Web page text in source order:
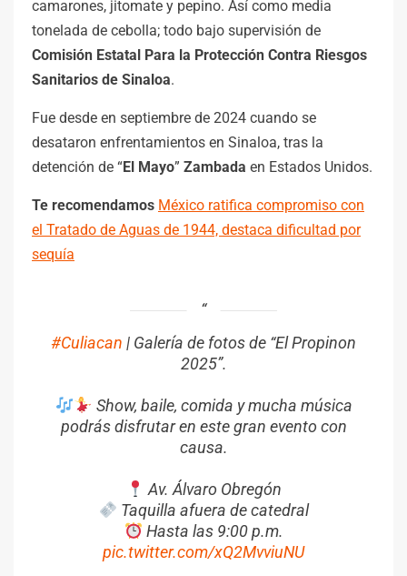
camarones, jitomate y pepino. Así como media
tonelada de cebolla; todo bajo supervisión de
Comisión Estatal Para la Protección Contra Riesgos
Sanitarios de Sinaloa.
Fue desde en septiembre de 2024 cuando se
desataron enfrentamientos en Sinaloa, tras la
detención de “El Mayo” Zambada en Estados Unidos.
Te recomendamos México ratifica compromiso con
el Tratado de Aguas de 1944, destaca dificultad por
sequía
#Culiacan | Galería de fotos de “El Propinon
2025”.
Show, baile, comida y mucha música
podrás disfrutar en este gran evento con
causa.
Av. Álvaro Obregón
Taquilla afuera de catedral
Hasta las 9:00 p.m.
pic.twitter.com/xQ2MvviuNU